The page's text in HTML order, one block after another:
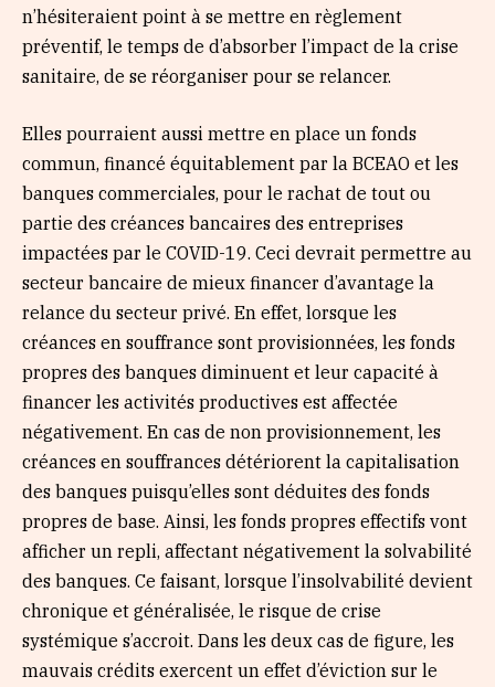
n’hésiteraient point à se mettre en règlement
préventif, le temps de d’absorber l’impact de la crise
sanitaire, de se réorganiser pour se relancer.
Elles pourraient aussi mettre en place un fonds
commun, financé équitablement par la BCEAO et les
banques commerciales, pour le rachat de tout ou
partie des créances bancaires des entreprises
impactées par le COVID-19. Ceci devrait permettre au
secteur bancaire de mieux financer d’avantage la
relance du secteur privé. En effet, lorsque les
créances en souffrance sont provisionnées, les fonds
propres des banques diminuent et leur capacité à
financer les activités productives est affectée
négativement. En cas de non provisionnement, les
créances en souffrances détériorent la capitalisation
des banques puisqu’elles sont déduites des fonds
propres de base. Ainsi, les fonds propres effectifs vont
afficher un repli, affectant négativement la solvabilité
des banques. Ce faisant, lorsque l’insolvabilité devient
chronique et généralisée, le risque de crise
systémique s’accroit. Dans les deux cas de figure, les
mauvais crédits exercent un effet d’éviction sur le